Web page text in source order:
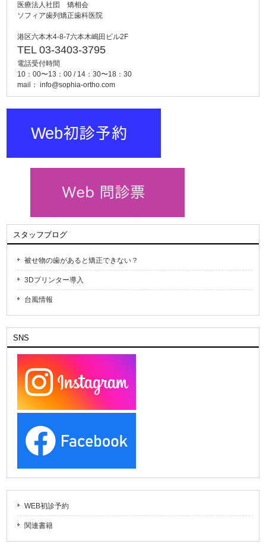
医療法人社団 矯相会
ソフィア歯列矯正歯科医院
港区六本木4-8-7六本木嶋田ビル2F
TEL 03-3403-3795
電話受付時間
10：00〜13：00 / 14：30〜18：30
mail：info@sophia-ortho.com
スタッフブログ
被せ物の歯があると矯正できない？
3Dプリンター導入
台風情報
SNS
WEB初診予約
関連書籍